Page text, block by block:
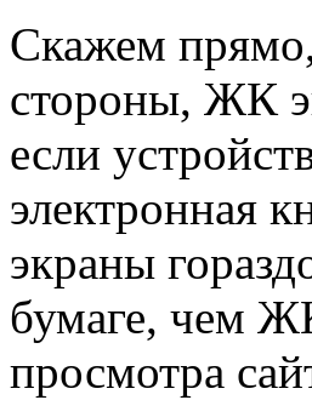
Скажем
стороны, ЖК
если
электронная
экраны
бумаге, чем
просмотра